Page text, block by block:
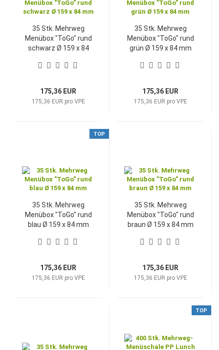
35 Stk. Mehrweg
Menübox "ToGo" rund
schwarz Ø 159 x 84
175,36 EUR
175,36 EUR pro VPE
35 Stk. Mehrweg
Menübox "ToGo" rund
grün Ø 159 x 84 mm
175,36 EUR
175,36 EUR pro VPE
TOP
35 Stk. Mehrweg
Menübox "ToGo" rund
blau Ø 159 x 84 mm
175,36 EUR
175,36 EUR pro VPE
35 Stk. Mehrweg
Menübox "ToGo" rund
braun Ø 159 x 84 mm
175,36 EUR
175,36 EUR pro VPE
TOP